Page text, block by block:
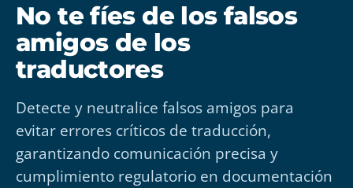
No te fíes de los falsos
amigos de los
traductores
Detecte y neutralice falsos amigos para
evitar errores críticos de traducción,
garantizando comunicación precisa y
cumplimiento regulatorio en documentación